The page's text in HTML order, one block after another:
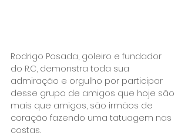
Rodrigo Posada, goleiro e fundador
do R.C, demonstra toda sua
admiração e orgulho por participar
desse grupo de amigos que hoje são
mais que amigos, são irmãos de
coração fazendo uma tatuagem nas
costas.